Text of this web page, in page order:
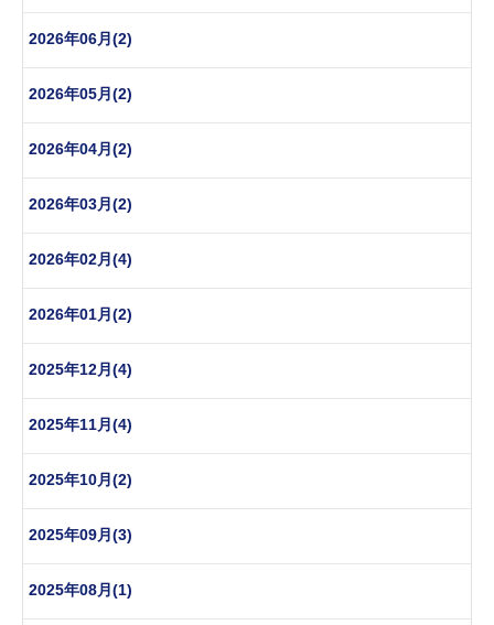
2026年06月(2)
2026年05月(2)
2026年04月(2)
2026年03月(2)
2026年02月(4)
2026年01月(2)
2025年12月(4)
2025年11月(4)
2025年10月(2)
2025年09月(3)
2025年08月(1)